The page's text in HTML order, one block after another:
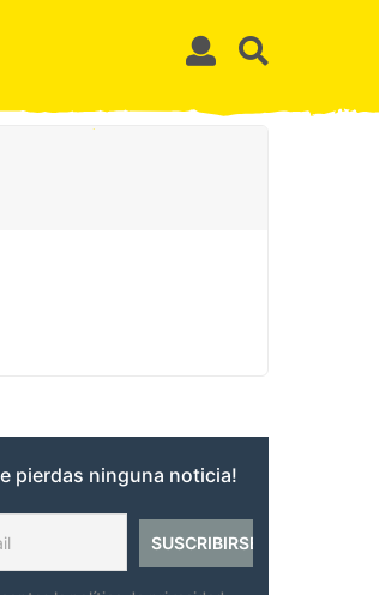
pierdas ninguna noticia!